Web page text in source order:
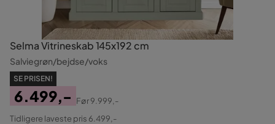
Selma Vitrineskab 145x192 cm
Salviegrøn/bejdse/voks
SE PRISEN!
Pris
6.499,-
Original
Før9.999,-
Tidligere laveste pris 6.499,-